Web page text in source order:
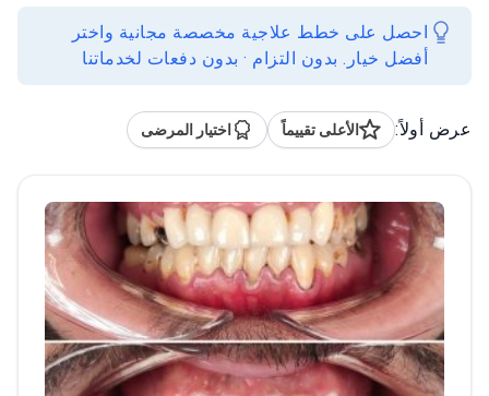
احصل على خطط علاجية مخصصة مجانية واختر
أفضل خيار. بدون التزام · بدون دفعات لخدماتنا
عرض أولاً: الأعلى تقييماً اختيار المرضى